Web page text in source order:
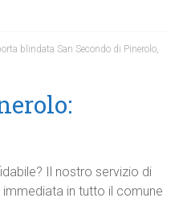
blindata San Secondo di Pinerolo,
Il nostro servizio di
in tutto il comune